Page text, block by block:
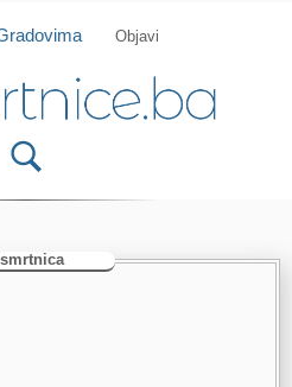
i IOS aplikaciju
Objavi